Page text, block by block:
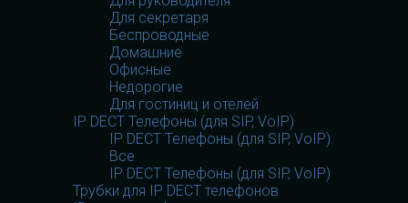
Для секретаря
Беспроводные
Домашние
Офисные
Недорогие
Для гостиниц и отелей
IP DECT Телефоны (для SIP, VoIP)
IP DECT Телефоны (для SIP, VoIP)
Все
IP DECT Телефоны (для SIP, VoIP)
Трубки для IP DECT телефонов